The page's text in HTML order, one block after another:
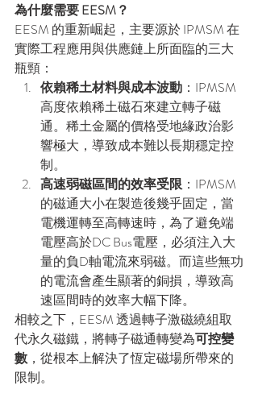
為什麼需要 EESM？
EESM 的重新崛起，主要源於 IPMSM 在
實際工程應用與供應鏈上所面臨的三大
瓶頸：
依賴稀土材料與成本波動 ：IPMSM
高度依賴稀土磁石來建立轉子磁
通。稀土金屬的價格受地緣政治影
響極大，導致成本難以長期穩定控
制。
高速弱磁區間的效率受限：IPMSM
的磁通大小在製造後幾乎固定，當
電機運轉至高轉速時，為了避免端
電壓高於DC Bus電壓，必須注入大
量的負D軸電流來弱磁。而這些無功
的電流會產生顯著的銅損，導致高
速區間時的效率大幅下降。
相較之下，EESM 透過轉子激磁繞組取
代永久磁鐵，將轉子磁通轉變為可控變
數，從根本上解決了恆定磁場所帶來的
限制。